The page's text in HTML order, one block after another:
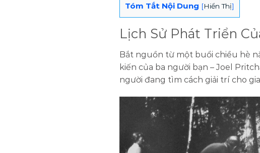
Tóm Tắt Nội Dung [Hiển Thị]
Lịch Sử Phát Triển
Bắt nguồn từ một buổi chiều hè
kiến của ba người bạn – Joel
người đang tìm cách giải trí cho